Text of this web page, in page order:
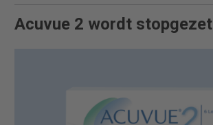
Acuvue 2 wordt stopgezet